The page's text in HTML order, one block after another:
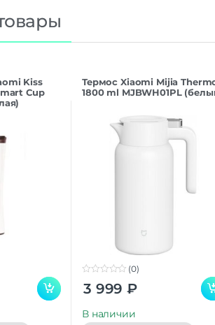
Kiss
Cup
Термос Xiaomi Mijia
1800 ml MJBWH01PL
o
o
(0)
3 999 ₽
В наличии